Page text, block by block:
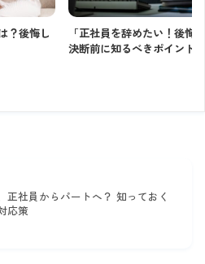
？後悔し
「正社員を辞めたい！後悔
決断前に知るべきポイント
正社員からパートへ？ 知っておく
応策